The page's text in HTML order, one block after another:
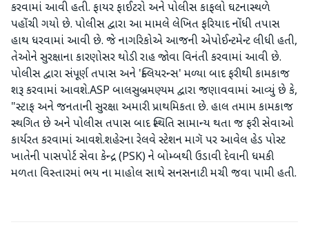
કરવામાં આવી હતી. ફાયર ફાઈટરો અને પોલીસ કાફલો ઘટનાસ્થળે
પહોંચી ગયો છે. પોલીસ દ્વારા આ મામલે લેખિત ફરિયાદ નોંધી તપાસ
હાથ ધરવામાં આવી છે. જે નાગરિકોએ આજની એપોઈન્ટમેન્ટ લીધી હતી,
તેઓને સુરક્ષાના કારણોસર થોડી રાહ જોવા વિનંતી કરવામાં આવી છે.
પોલીસ દ્વારા સંપૂર્ણ તપાસ અને 'ક્લિયરન્સ' મળ્યા બાદ ફરીથી કામકાજ
શરૂ કરવામાં આવશે.ASP બાલસુબ્રમણ્યમ દ્વારા જણાવવામાં આવ્યું છે કે,
"સ્ટાફ અને જનતાની સુરક્ષા અમારી પ્રાથમિકતા છે. હાલ તમામ કામકાજ
સ્થગિત છે અને પોલીસ તપાસ બાદ સ્થિતિ સામાન્ય થતા જ ફરી સેવાઓ
કાર્યરત કરવામાં આવશે.શહેરના રેલવે સ્ટેશન માગૅ પર આવેલ હેડ પોસ્ટ
ખાતેની પાસપોર્ટ સેવા કેન્દ્ર (PSK) ને બોમ્બથી ઉડાવી દેવાની ધમકી
મળતા વિસ્તારમાં ભય ના માહોલ સાથે સનસનાટી મચી જવા પામી હતી.